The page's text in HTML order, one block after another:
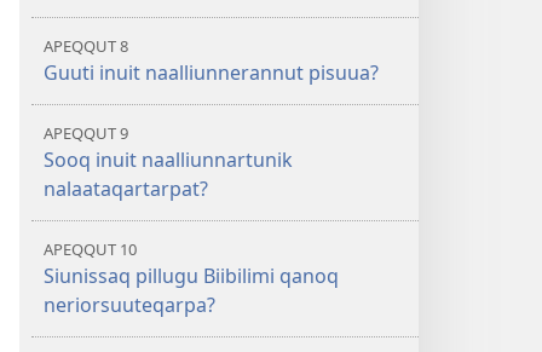
APEQQUT 8
Guuti inuit naalliunnerannut pisuua?
APEQQUT 9
Sooq inuit naalliunnartunik
nalaataqartarpat?
APEQQUT 10
Siunissaq pillugu Biibilimi qanoq
neriorsuuteqarpa?